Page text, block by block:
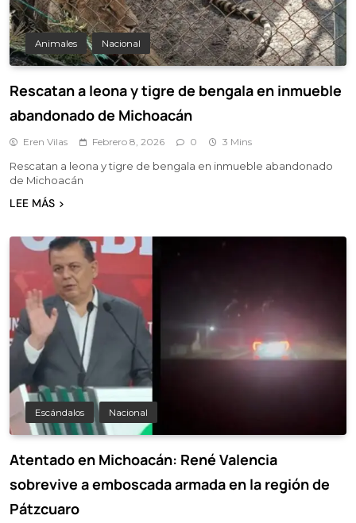
Animales Nacional
Rescatan a leona y tigre de bengala en inmueble
abandonado de Michoacán
Eren Vilas Febrero 8, 2026 0 3 Mins
Rescatan a leona y tigre de bengala en inmueble abandonado
de Michoacán
LEE MÁS
Escándalos Nacional
Atentado en Michoacán: René Valencia
sobrevive a emboscada armada en la región de
Pátzcuaro